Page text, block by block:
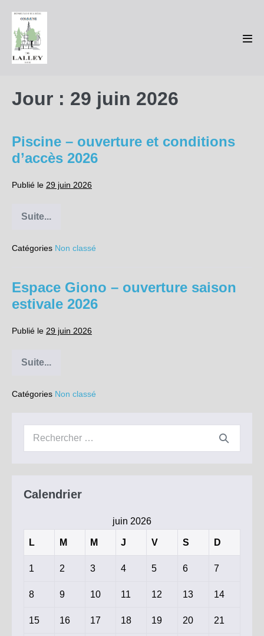
contenu
Jour : 29 juin 2026
Piscine – ouverture et conditions
d’accès 2026
Publié le 29 juin 2026
Suite...
Piscine
et
Catégories Non classé
Espace Giono – ouverture saison
estivale 2026
Publié le 29 juin 2026
Suite...
Espace
ouverture
2026
Catégories Non classé
Recherche
Calendrier
juin 2026
L M M J V S D
1 2 3 4 5 6 7
8 9 10 11 12 13 14
15 16 17 18 19 20 21